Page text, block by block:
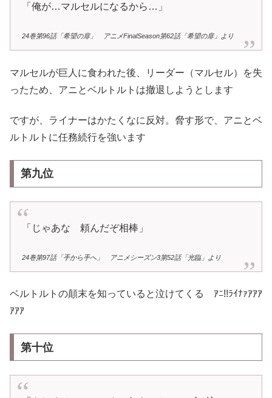
「俺が…マルセルになるから…」
24巻第96話「希望の扉」 アニメFinalSeason第62話「希望の扉」より
マルセルが巨人に食われた後、リーダー（マルセル）を失
ったため、アニとベルトルトは撤退しようとします
ですが、ライナーはかたくなに反対。脅す形で、アニとベ
ルトルトに任務続行を強います
第九位
「じゃあな 頼んだぞ相棒」
24巻第97話「手から手へ」 アニメシーズン3第52話「光臨」より
ベルトルトの顛末を知っていると泣けてくる ｱﾆ!!ﾗｲﾅｧｱｱｱ
ｱｱｱ
第十位